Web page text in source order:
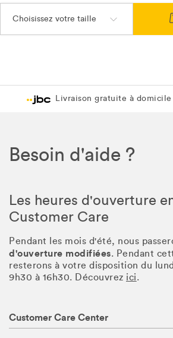
Choisissez votre taille
Livraison gratuite à
Besoin d'aide ?
Les heures d'ouverture
Customer Care
Pendant les mois d'été, nous
d'ouverture modifiées. Pendant
resterons à votre disposition du
9h30 à 16h30. Découvrez ici.
Customer Care Center